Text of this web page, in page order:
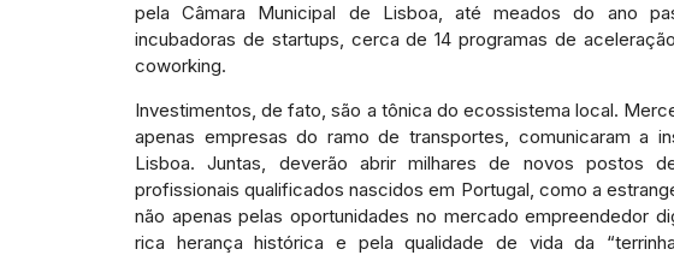
pela Câmara Municipal de Lisboa, até meados do ano
incubadoras de startups, cerca de 14 programas de
coworking.
Investimentos, de fato, são a tônica do ecossistema local.
apenas empresas do ramo de transportes, comunicaram a
Lisboa. Juntas, deverão abrir milhares de novos postos
profissionais qualificados nascidos em Portugal, como a
não apenas pelas oportunidades no mercado empreendedor
rica herança histórica e pela qualidade de vida da